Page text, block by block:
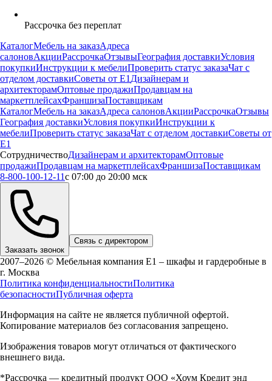
Рассрочка без переплат
КаталогМебель на заказАдреса
салоновАкцииРассрочкаОтзывыГеография доставкиУсловия
покупкиИнструкции к мебелиПроверить статус заказаЧат с
отделом доставкиСоветы от Е1 Дизайнерам и
архитекторамОптовые продажиПродавцам на
маркетплейсахФраншизаПоставщикам
КаталогМебель на заказАдреса салоновАкцииРассрочкаОтзывы
География доставкиУсловия покупкиИнструкции к
мебелиПроверить статус заказаЧат с отделом доставкиСоветы от
Е1
СотрудничествоДизайнерам и архитекторамОптовые
продажиПродавцам на маркетплейсахФраншизаПоставщикам
8-800-100-12-11с 07:00 до 20:00 мск
Заказать звонок
Связь с директором
2007–2026 © Мебельная компания Е1 – шкафы и гардеробные в
г. Москва
Политика конфиденциальностиПолитика
безопасностиПубличная оферта
Информация на сайте не является публичной офертой.
Копирование материалов без согласования запрещено.
Изображения товаров могут отличаться от фактического
внешнего вида.
*Рассрочка — кредитный продукт ООО «Хоум Кредит энд